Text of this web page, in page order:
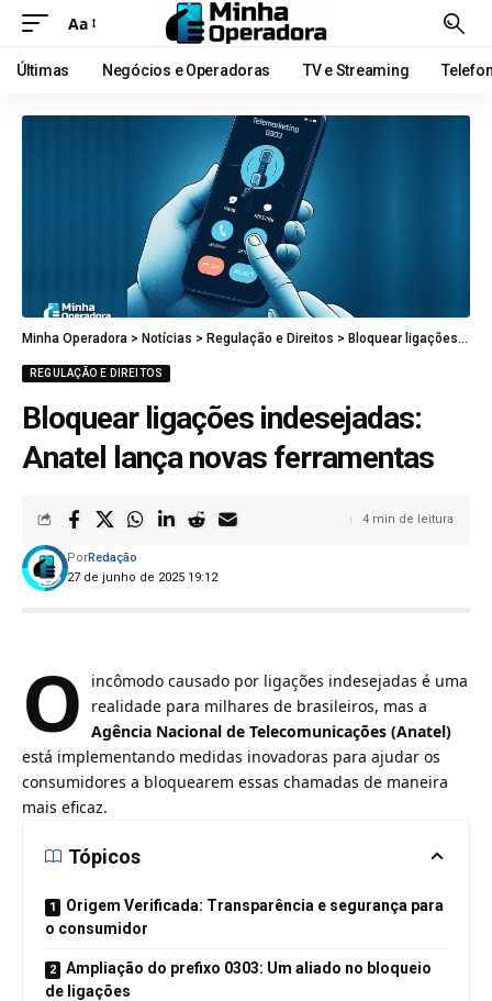
Aa
Últimas Negócios e Operadoras TV e Streaming
Minha Operadora > Notícias > Regulação e Direitos > Bloquear ligações indesejadas: Anatel lança novas ferramentas
REGULAÇÃO E DIREITOS
Bloquear ligações indesejadas:
Anatel lança novas ferramentas
27 de junho de 2025 19:12
PorRedação
4 min de leitura
O
incômodo causado por ligações indesejadas é uma
realidade para milhares de brasileiros, mas a
Agência Nacional de Telecomunicações (Anatel)
está implementando medidas inovadoras para ajudar os
consumidores a bloquearem essas chamadas de maneira
mais eficaz.
Tópicos
Origem Verificada: Transparência e segurança para
o consumidor
Ampliação do prefixo 0303: Um aliado no bloqueio
de ligações